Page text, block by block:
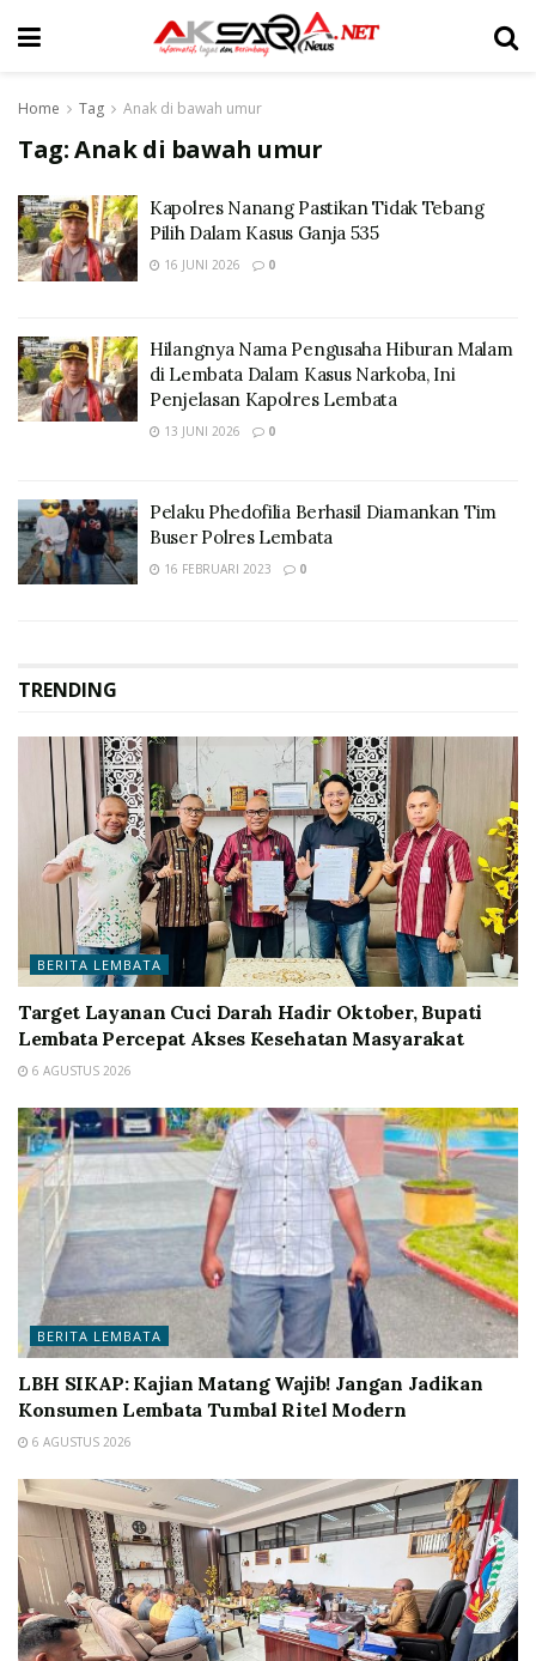
Home Tag Anak di bawah umur
Tag:Anak di bawah umur
Kapolres Nanang Pastikan Tidak Tebang
Pilih Dalam Kasus Ganja 535
16 JUNI 2026 0
Hilangnya Nama Pengusaha Hiburan Malam
di Lembata Dalam Kasus Narkoba, Ini
Penjelasan Kapolres Lembata
13 JUNI 2026 0
Pelaku Phedofilia Berhasil Diamankan Tim
Buser Polres Lembata
16 FEBRUARI 2023 0
TRENDING
BERITA LEMBATA
Target Layanan Cuci Darah Hadir Oktober, Bupati
Lembata Percepat Akses Kesehatan Masyarakat
6 AGUSTUS 2026
BERITA LEMBATA
LBH SIKAP: Kajian Matang Wajib! Jangan Jadikan
Konsumen Lembata Tumbal Ritel Modern
6 AGUSTUS 2026